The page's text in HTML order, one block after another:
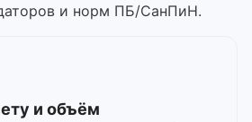
и норм ПБ/СанПиН.
и объём